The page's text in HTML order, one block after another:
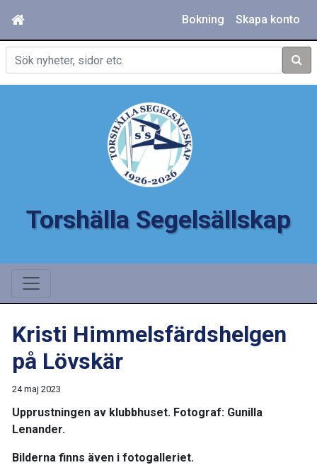
Bokning Skapa konto
Sök
Torshälla Segelsällskap
Kristi Himmelsfärdshelgen
på Lövskär
24 maj 2023
Upprustningen av klubbhuset. Fotograf: Gunilla
Lenander.
Bilderna finns även i fotogalleriet.